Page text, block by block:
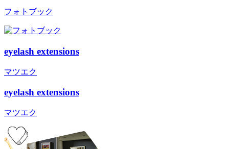
フォトブック
eyelash extensions
マツエク
eyelash extensions
マツエク